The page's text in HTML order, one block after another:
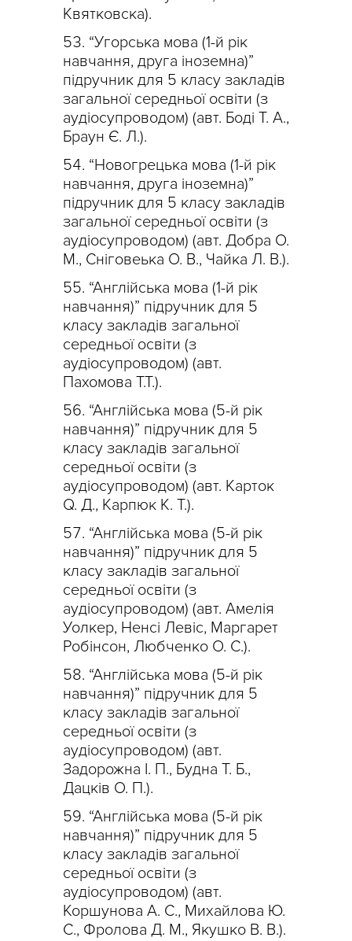
Квятковска).
“Угорська мова (1-й рік
навчання, друга іноземна)”
підручник для 5 класу закладів
загальної середньої освіти (з
аудіосупроводом) (авт. Боді Т. А.,
Браун Є. Л.).
“Новогрецька мова (1-й рік
навчання, друга іноземна)”
підручник для 5 класу закладів
загальної середньої освіти (з
аудіосупроводом) (авт. Добра О.
М., Сніговеька О. В., Чайка Л. В.).
“Англійська мова (1-й рік
навчання)” підручник для 5
класу закладів загальної
середньої освіти (з
аудіосупроводом) (авт.
Пахомова Т.Т.).
“Англійська мова (5-й рік
навчання)” підручник для 5
класу закладів загальної
середньої освіти (з
аудіосупроводом) (авт. Карток
Q. Д., Карпюк К. Т.).
“Англійська мова (5-й рік
навчання)” підручник для 5
класу закладів загальної
середньої освіти (з
аудіосупроводом) (авт. Амелія
Уолкер, Ненсі Левіс, Маргарет
Робінсон, Любченко О. С.).
“Англійська мова (5-й рік
навчання)” підручник для 5
класу закладів загальної
середньої освіти (з
аудіосупроводом) (авт.
Задорожна І. П., Будна Т. Б.,
Дацків О. П.).
“Англійська мова (5-й рік
навчання)” підручник для 5
класу закладів загальної
середньої освіти (з
аудіосупроводом) (авт.
Коршунова А. С., Михайлова Ю.
С., Фролова Д. М., Якушко В. В.).